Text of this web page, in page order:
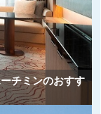
チミンのおすす